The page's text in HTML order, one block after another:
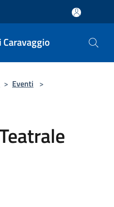
> Eventi >